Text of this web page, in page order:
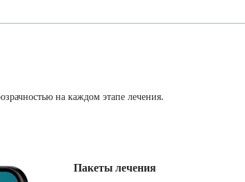
на каждом этапе лечения.
Пакеты лечения